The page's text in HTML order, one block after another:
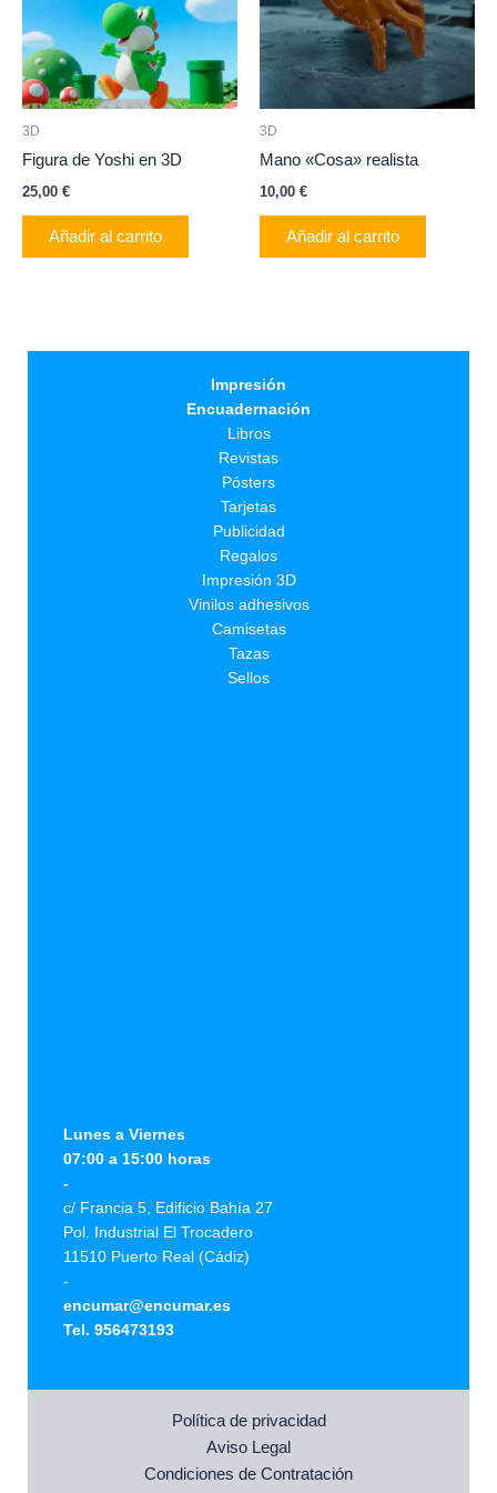
3D
Figura de Yoshi en 3D
25,00 €
Añadir al carrito
3D
Mano «Cosa» realista
10,00 €
Añadir al carrito
Impresión
Encuadernación
Libros
Revistas
Pósters
Tarjetas
Publicidad
Regalos
Impresión 3D
Vinilos adhesivos
Camisetas
Tazas
Sellos
Lunes a Viernes
07:00 a 15:00 horas
-
c/ Francia 5, Edificio Bahía 27
Pol. Industrial El Trocadero
11510 Puerto Real (Cádiz)
-
encumar@encumar.es
Tel. 956473193
Política de privacidad
Aviso Legal
Condiciones de Contratación